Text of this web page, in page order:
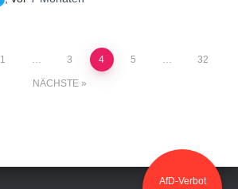
1 3 4 5 32
NÄCHSTE
AfD-Verbot